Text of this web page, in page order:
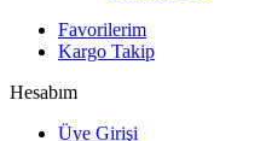
Favorilerim
Kargo Takip
Hesabım
Üye Girişi